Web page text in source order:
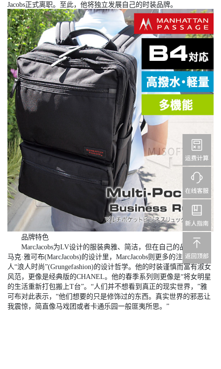
Jacobs正式离职。至此，他将独立发展自己的时装品牌。
品牌特色
MarcJacobs为LV设计的服装典雅、简洁，但在自己的品牌——
马克·雅可布(MarcJacobs)的设计里，MarcJacobs则更多的注入了他本
人“浪人时尚”(Grungefashion)的设计哲学。他的时装谨慎而富有淑女
风范，更像是经典版的CHANEL。他的春季系列则更像是“将女明星
的生活重新打包搬上T台”。“人们并不想看到真正的现实世界，”雅
可布对此表示，“他们想要的只是修饰过的东西。真实世界的邪恶让
我震惊，简直像马戏团或者卡通乐园一般匪夷所思。”